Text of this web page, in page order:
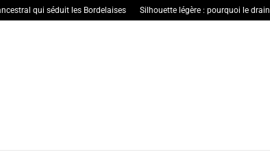
séduit les Bordelaises Silhouette légère : pourquoi le drainage